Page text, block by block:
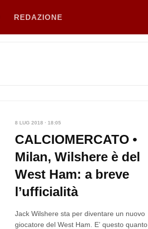
REDAZIONE
8 LUG 2018 · 18:05
CALCIOMERCATO •
Milan, Wilshere è del
West Ham: a breve
l’ufficialità
Jack Wilshere sta per diventare un nuovo
giocatore del West Ham. E’ questo quanto